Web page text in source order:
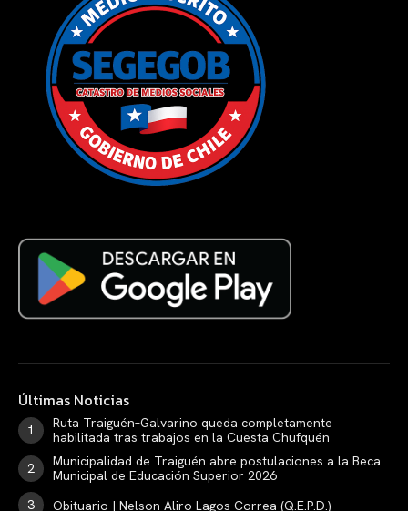
Últimas Noticias
Ruta Traiguén–Galvarino queda completamente
habilitada tras trabajos en la Cuesta Chufquén
Municipalidad de Traiguén abre postulaciones a la Beca
Municipal de Educación Superior 2026
Obituario | Nelson Aliro Lagos Correa (Q.E.P.D.)